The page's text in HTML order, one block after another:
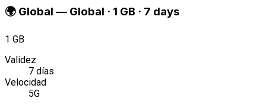
🌍 Global — Global · 1 GB · 7 days
1 GB
Validez
7 días
Velocidad
5G